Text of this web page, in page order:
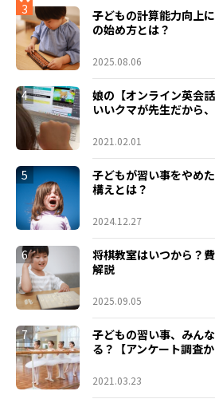
3
子どもの計算能力向上
の始め方とは？
2025.08.06
4
娘の【オンライン英会
いいクマが先生だから
2021.02.01
5
子どもが習い事をやめ
構えとは？
2024.12.27
6
将棋教室はいつから？
解説
2025.09.05
7
子どもの習い事、みん
る？【アンケート調査か
2021.03.23